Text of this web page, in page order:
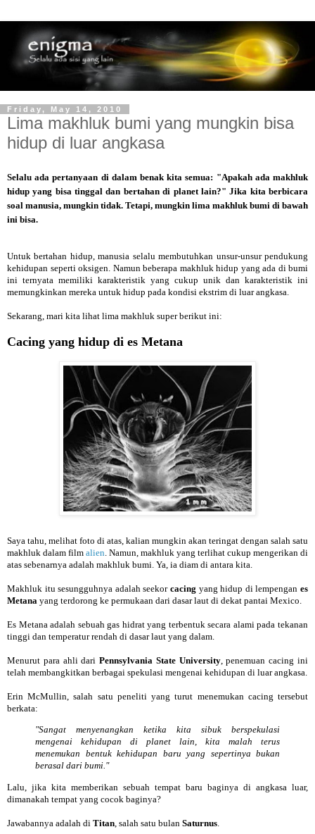
Friday, May 14, 2010
Lima makhluk bumi yang mungkin bisa
hidup di luar angkasa
Selalu ada pertanyaan di dalam benak kita semua: "Apakah ada makhluk
hidup yang bisa tinggal dan bertahan di planet lain?" Jika kita berbicara
soal manusia, mungkin tidak. Tetapi, mungkin lima makhluk bumi di bawah
ini bisa.
Untuk bertahan hidup, manusia selalu membutuhkan unsur-unsur pendukung
kehidupan seperti oksigen. Namun beberapa makhluk hidup yang ada di bumi
ini ternyata memiliki karakteristik yang cukup unik dan karakteristik ini
memungkinkan mereka untuk hidup pada kondisi ekstrim di luar angkasa.
Sekarang, mari kita lihat lima makhluk super berikut ini:
Cacing yang hidup di es Metana
Saya tahu, melihat foto di atas, kalian mungkin akan teringat dengan salah satu
makhluk dalam film alien . Namun, makhluk yang terlihat cukup mengerikan di
atas sebenarnya adalah makhluk bumi. Ya, ia diam di antara kita.
Makhluk itu sesungguhnya adalah seekor cacing yang hidup di lempengan es
Metana yang terdorong ke permukaan dari dasar laut di dekat pantai Mexico.
Es Metana adalah sebuah gas hidrat yang terbentuk secara alami pada tekanan
tinggi dan temperatur rendah di dasar laut yang dalam.
Menurut para ahli dariPennsylvania State University, penemuan cacing ini
telah membangkitkan berbagai spekulasi mengenai kehidupan di luar angkasa.
Erin McMullin, salah satu peneliti yang turut menemukan cacing tersebut
berkata:
"Sangat menyenangkan ketika kita sibuk berspekulasi
mengenai kehidupan di planet lain, kita malah terus
menemukan bentuk kehidupan baru yang sepertinya bukan
berasal dari bumi."
Lalu, jika kita memberikan sebuah tempat baru baginya di angkasa luar,
dimanakah tempat yang cocok baginya?
Jawabannya adalah di Titan , salah satu bulan Saturnus